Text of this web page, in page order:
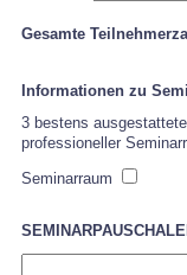
Gesamte
Informationen zu
3 bestens
professioneller
Seminarraum